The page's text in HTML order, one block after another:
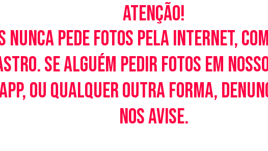
Atenção!
nunca pede fotos pela Internet,
Se alguém pedir fotos em
ou qualquer outra forma,
nos avise.